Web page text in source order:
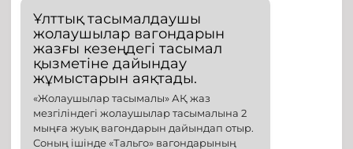
Ұлттық тасымалдаушы
жолаушылар вагондарын
жазғы кезеңдегі тасымал
қызметіне дайындау
жұмыстарын аяқтады.
«Жолаушылар тасымалы» АҚ жаз
мезгіліндегі жолаушылар тасымалына 2
мыңға жуық вагондарын дайындап отыр.
Соның ішінде «Тальго» вагондарының